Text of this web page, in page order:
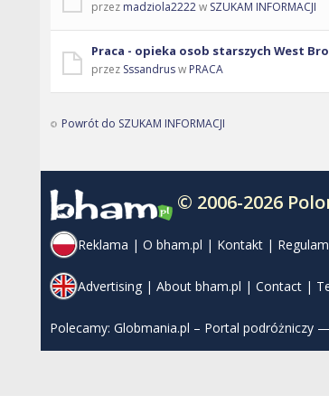
przez madziola2222w SZUKAM INFORMACJI
Praca - opieka osob starszych West
przez Sssandrusw PRACA
Powrót do SZUKAM INFORMACJI
© 2006-2026
Reklama | O bham.pl | Kontakt |
Advertising | About bham.pl | Contact |
Polecamy: Globmania.pl – Portal podróżniczy